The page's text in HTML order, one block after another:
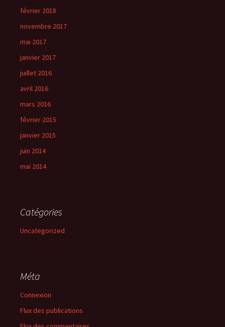
février 2018
novembre 2017
mai 2017
janvier 2017
juillet 2016
avril 2016
mars 2016
février 2015
janvier 2015
juin 2014
mai 2014
Catégories
Uncategorized
Méta
Connexion
Flux des publications